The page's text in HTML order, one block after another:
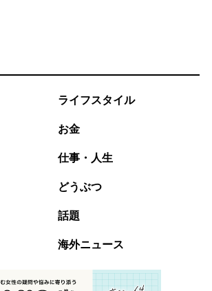
ライフスタイル
お金
仕事・人生
どうぶつ
話題
海外ニュース